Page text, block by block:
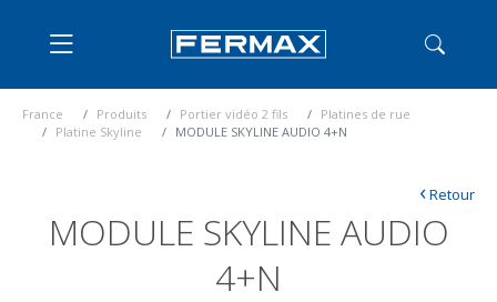
France Produits Portier vidéo 2 fils
Platines de rue
Platine Skyline
MODULE SKYLINE AUDIO 4+N
MODULE SKYLINE AUDIO
4+N
‹Retour